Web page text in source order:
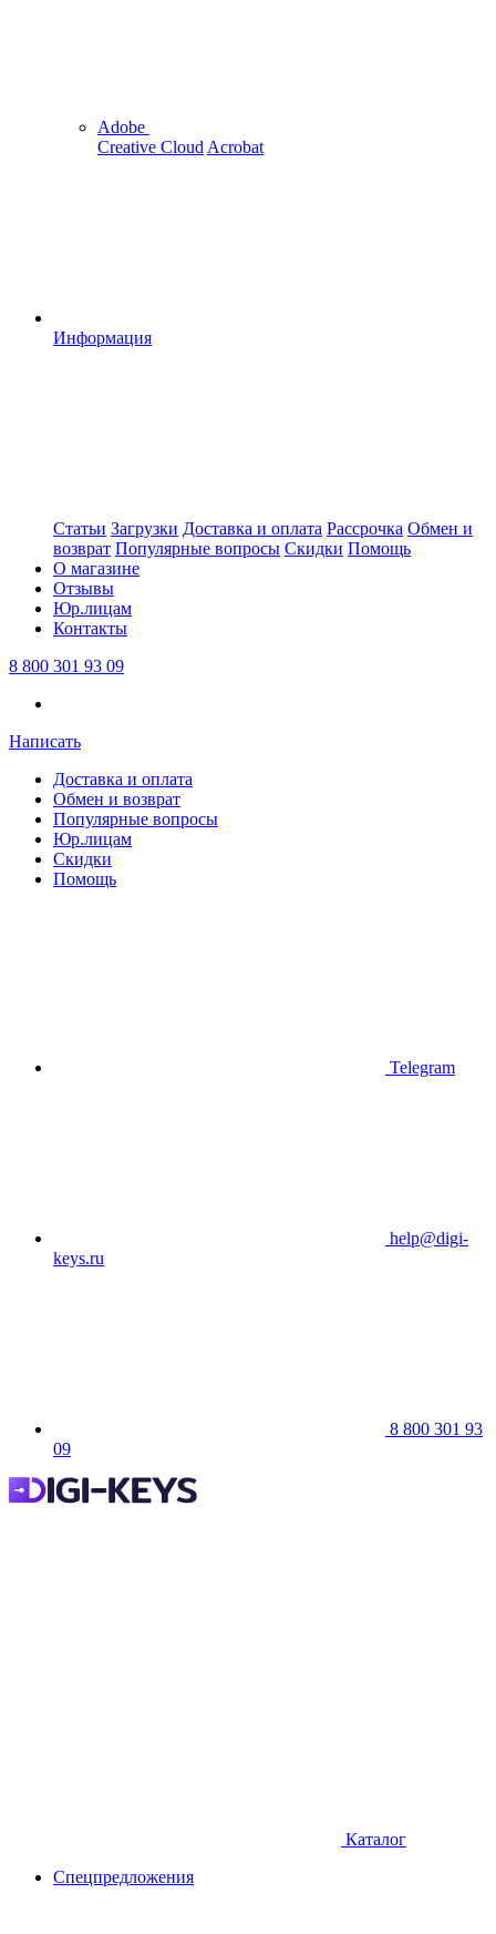
Adobe
Creative Cloud Acrobat
Информация
Статьи Загрузки Доставка и оплата Рассрочка Обмен и
возврат Популярные вопросы Скидки Помощь
О магазине
Отзывы
Юр.лицам
Контакты
8 800 301 93 09
Написать
Доставка и оплата
Обмен и возврат
Популярные вопросы
Юр.лицам
Скидки
Помощь
Telegram
help@digi-
keys.ru
8 800 301 93
09
Каталог
Спецпредложения